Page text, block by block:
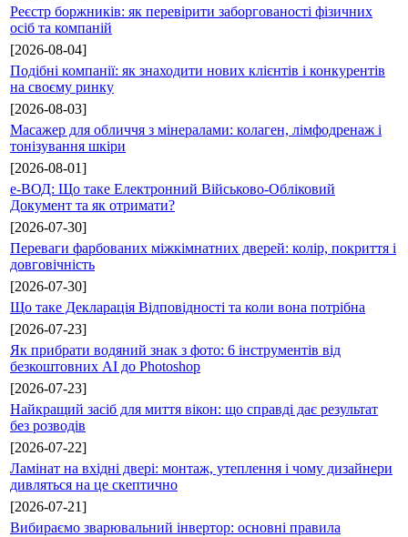
Реєстр боржників: як перевірити заборгованості фізичних
осіб та компаній
[2026-08-04]
Подібні компанії: як знаходити нових клієнтів і конкурентів
на своєму ринку
[2026-08-03]
Масажер для обличчя з мінералами: колаген, лімфодренаж і
тонізування шкіри
[2026-08-01]
е-ВОД: Що таке Електронний Військово-Обліковий
Документ та як отримати?
[2026-07-30]
Переваги фарбованих міжкімнатних дверей: колір, покриття і
довговічність
[2026-07-30]
Що таке Декларація Відповідності та коли вона потрібна
[2026-07-23]
Як прибрати водяний знак з фото: 6 інструментів від
безкоштовних AI до Photoshop
[2026-07-23]
Найкращий засіб для миття вікон: що справді дає результат
без розводів
[2026-07-22]
Ламінат на вхідні двері: монтаж, утеплення і чому дизайнери
дивляться на це скептично
[2026-07-21]
Вибираємо зварювальний інвертор: основні правила